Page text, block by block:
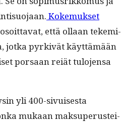
Koke­muk­set
osoit­ta­vat, että ollaan tekemi­
jot­ka pyrkivät käyt­tämään
por­saan reiät tulo­jen­sa
yli 400-sivuis­es­ta
mukaan mak­su­pe­rustei­